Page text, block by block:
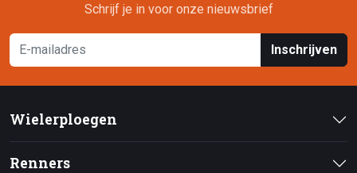
Schrijf je in voor onze nieuwsbrief
Inschrijven
Wielerploegen
Renners